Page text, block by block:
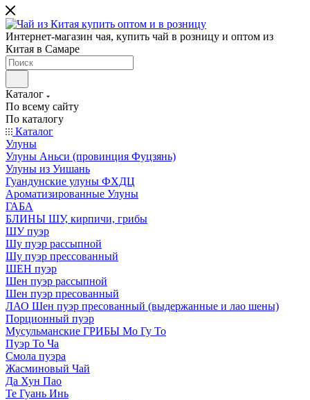
Интернет-магазин чая, купить чай в розницу и оптом из
Китая в Самаре
Каталог
По всему сайту
По каталогу
Каталог
Улуны
Улуны Аньси (провинция Фуцзянь)
Улуны из Уишань
Гуандунские улуны ФХДЦ
Ароматизированные Улуны
ГАБА
БЛИНЫ ШУ, кирпичи, грибы
ШУ пуэр
Шу пуэр рассыпной
Шу пуэр прессованный
ШЕН пуэр
Шен пуэр рассыпной
Шен пуэр пресованный
ЛАО Шен пуэр пресованный (выдержанные и лао шены)
Порционный пуэр
Мусульманские ГРИБЫ Мо Гу То
Пуэр То Ча
Смола пуэра
Жасминовый Чай
Да Хун Пао
Те Гуань Инь